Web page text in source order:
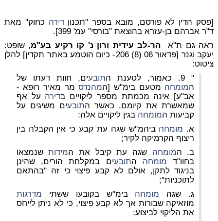
[פסק הדין לא פורסם, מובא בספר "תכנוןדירה כחוק" מאת
ד"ר אברהם בן-עזרא בהוצאת "בורסי" עמ' 399].
ראה גם ת"א הר-לב עידית ורון נ' קו רקיע בע"מ, שופט:
יעקב וגנר [פדאור 06 (8) 206- כיום הוטמע באתר תקדין] להלן
ציטוט:
" 9. כאמור, לטענת ה
תובעים, חוות דעתו של
המומחה מטעם בימ"ש [המהנדסמר מאיר רופא -
אב"ע] אינה מכמתת מספר ליקויים בדירה על אף
שמאשרת את קיומם, כאשר התובעים משיגים על
קביעות המומחה בגין ליקויים אלה:
א. מומחה ביהמ"ש שגה עת קבע כי אין הקבלה בין
ריצוף הקרמיקה לקיר;
ב. המומחה שגה עת קיבל את המידותשנמצאו
בחוו"ד מומחה התובעים במקלחת הורים, שהינן
בניגוד לתקן, אולם לא קבע פיצוי כי זה "בהתאם
לתוכניות";
ג. שגה מומחה בימ"ש בקובעו ששתי מדרגות
מוזאיקה שבורות אך לא קבע פיצוי, כי לא ניתן לייחס
את הליקוי לביצוע;